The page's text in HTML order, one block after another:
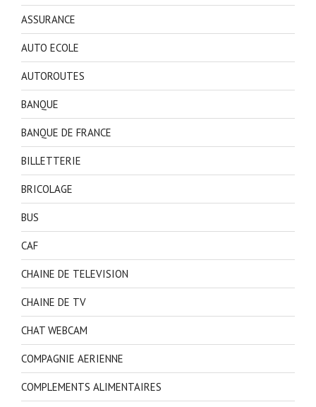
ASSURANCE
AUTO ECOLE
AUTOROUTES
BANQUE
BANQUE DE FRANCE
BILLETTERIE
BRICOLAGE
BUS
CAF
CHAINE DE TELEVISION
CHAINE DE TV
CHAT WEBCAM
COMPAGNIE AERIENNE
COMPLEMENTS ALIMENTAIRES